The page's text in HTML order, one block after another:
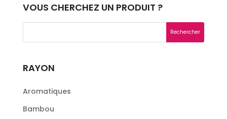
VOUS CHERCHEZ UN PRODUIT ?
RAYON
Aromatiques
Bambou